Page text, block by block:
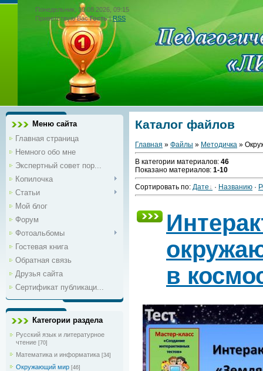
Понедельник, 10.08.2026, 09:15
Приветствую Вас Гость|RSS
Меню сайта
Главная страница
Немного обо мне
Экспертный совет пор...
Копилочка
Статьи
Мой блог
Форум
Фотоальбомы
Гостевая книга
Обратная связь
Друзья сайта
Сертификат публикаци...
Категории раздела
Русский язык и литературное
чтение [70]
Математика и информатика [34]
Окружающий мир [46]
Каталог файлов
Главная » Файлы » Методичка »
В категории материалов: 46
Показано материалов: 1-10
Сортировать по: Дате · Названию ·
в